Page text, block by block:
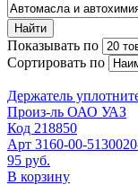
Найти
Показывать по
Сортировать по
Держатель
Произ-ль ОАО УАЗ
Код 218850
Арт 3160-00-
95 руб.
В корзину